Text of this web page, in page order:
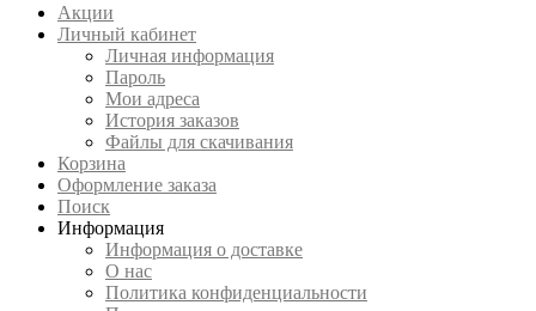
Акции
Личный кабинет
Личная информация
Пароль
Мои адреса
История заказов
Файлы для скачивания
Корзина
Оформление заказа
Поиск
Информация
Информация о доставке
О нас
Политика конфиденциальности